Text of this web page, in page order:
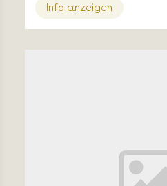
Info anzeigen